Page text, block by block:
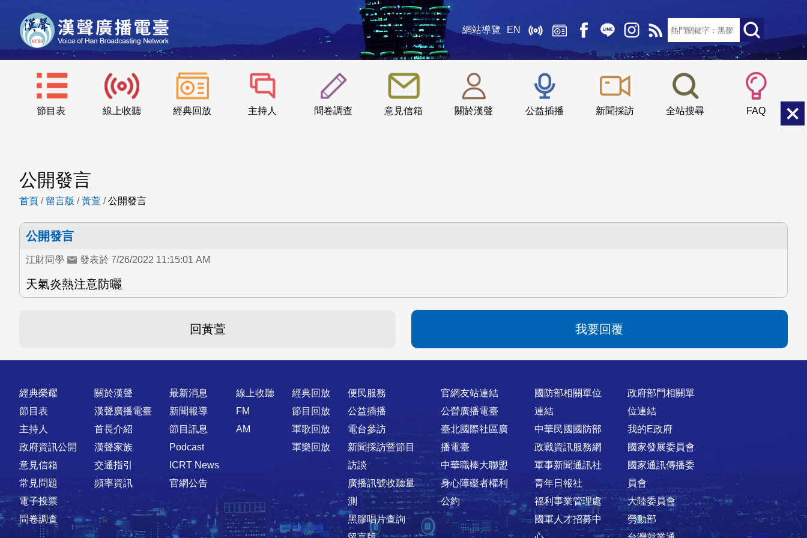
網站導覽 EN
節目表 線上收聽 經典回放 主持人 問卷調查 意見信箱 關於漢聲 公益插播 新聞採訪 全站搜尋 FAQ
::: 小 中
公開發言
首頁 / 留言版 /黃萱 /公開發言
公開發言
江財同學 發表於 7/26/2022 11:15:01 AM
天氣炎熱注意防曬
回黃萱 我要回覆
快速連結
經典榮耀
節目表
主持人
政府資訊公開
意見信箱
常見問題
電子投票
問卷調查
關於漢聲
漢聲廣播電臺
首長介紹
漢聲家族
交通指引
頻率資訊
最新消息
新聞報導
節目訊息
Podcast
ICRT News
官網公告
線上收聽
FM
AM
經典回放
節目回放
軍歌回放
軍樂回放
便民服務
公益插播
電台參訪
新聞採訪暨節目
訪談
廣播訊號收聽量
測
黑膠唱片查詢
官網友站連結
公營廣播電臺
臺北國際社區廣
播電臺
中華職棒大聯盟
身心障礙者權利
公約
國防部相關單位
連結
中華民國國防部
政戰資訊服務網
軍事新聞通訊社
青年日報社
福利事業管理處
國軍人才招募中
政府部門相關單
位連結
我的E政府
國家發展委員會
國家通訊傳播委
員會
大陸委員會
勞動部